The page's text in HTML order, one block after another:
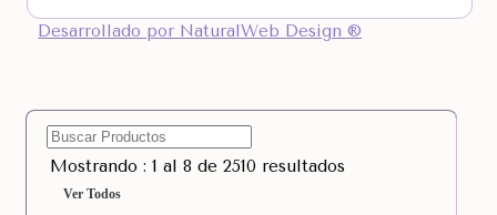
Desarrollado por NaturalWeb Design ®
Mostrando : 1 al 8 de 2510 resultados
Ver Todos